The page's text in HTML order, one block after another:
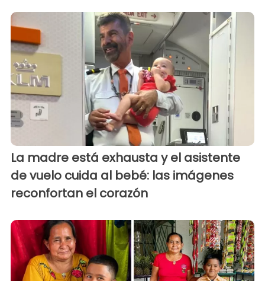
La madre está exhausta y el asistente
de vuelo cuida al bebé: las imágenes
reconfortan el corazón